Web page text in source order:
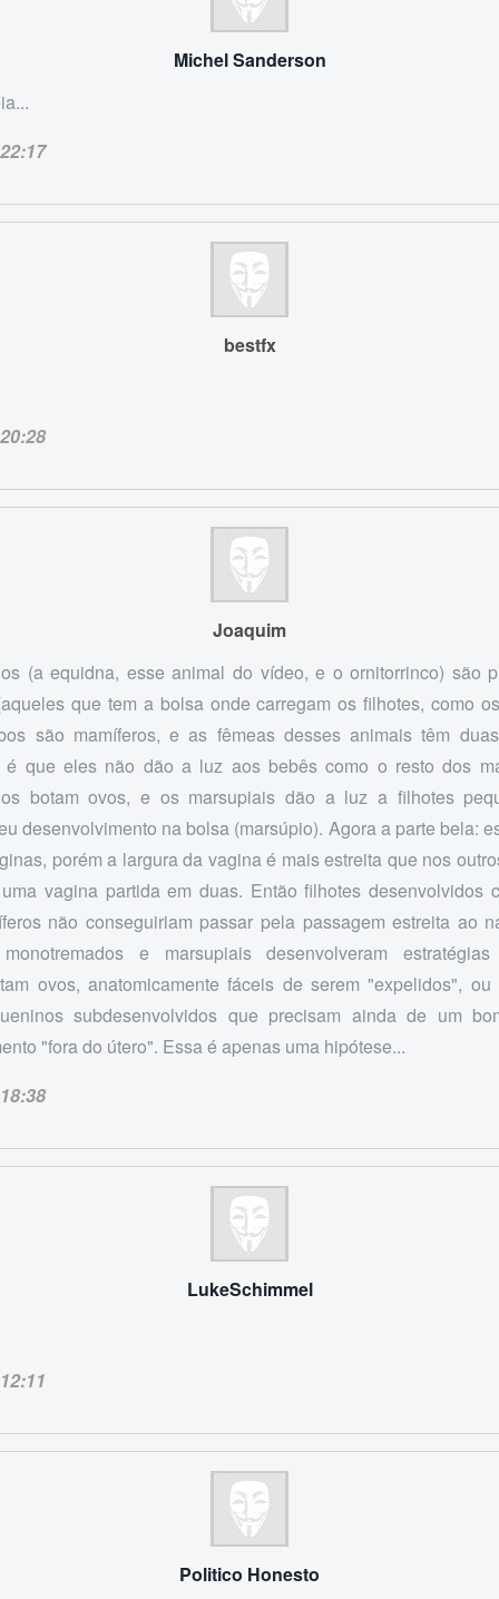
Michel Sanderson
22:17
bestfx
20:28
Joaquim
(a equidna, esse animal do vídeo, e o ornitorrinco) são
que tem a bolsa onde carregam os filhotes, como
são mamíferos, e as fêmeas desses animais têm
é que eles não dão a luz aos bebês como o resto dos
botam ovos, e os marsupiais dão a luz a filhotes
desenvolvimento na bolsa (marsúpio). Agora a parte bela:
porém a largura da vagina é mais estreita que nos
vagina partida em duas. Então filhotes desenvolvidos
não conseguiriam passar pela passagem estreita ao
e marsupiais desenvolveram estratégias
ovos, anatomicamente fáceis de serem "expelidos",
subdesenvolvidos que precisam ainda de um
"fora do útero". Essa é apenas uma hipótese...
18:38
LukeSchimmel
12:11
Politico Honesto